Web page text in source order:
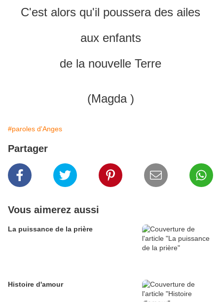
C'est alors qu'il poussera des ailes
aux enfants
de la nouvelle Terre
(Magda )
#paroles d'Anges
Partager
Vous aimerez aussi
La puissance de la prière
Histoire d'amour